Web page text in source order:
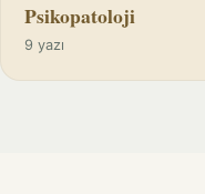
Psikopatoloji
9 yazı